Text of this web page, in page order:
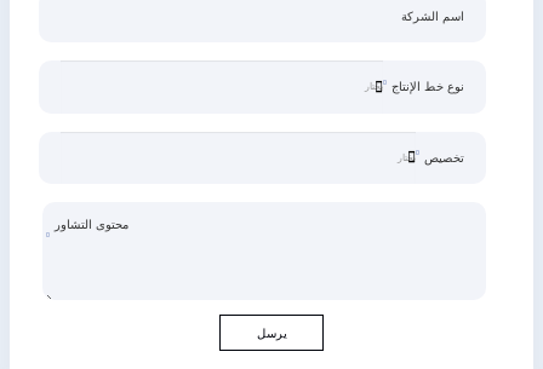
اسم الشركة
نوع خط الإنتاج
تخصيص
محتوى التشاور
يرسل